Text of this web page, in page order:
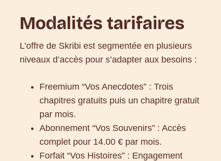
Modalités tarifaires
L’offre de Skribi est segmentée en plusieurs
niveaux d’accès pour s’adapter aux besoins :
Freemium “Vos Anecdotes” : Trois
chapitres gratuits puis un chapitre gratuit
par mois.
Abonnement “Vos Souvenirs” : Accès
complet pour 14.00 € par mois.
Forfait “Vos Histoires” : Engagement